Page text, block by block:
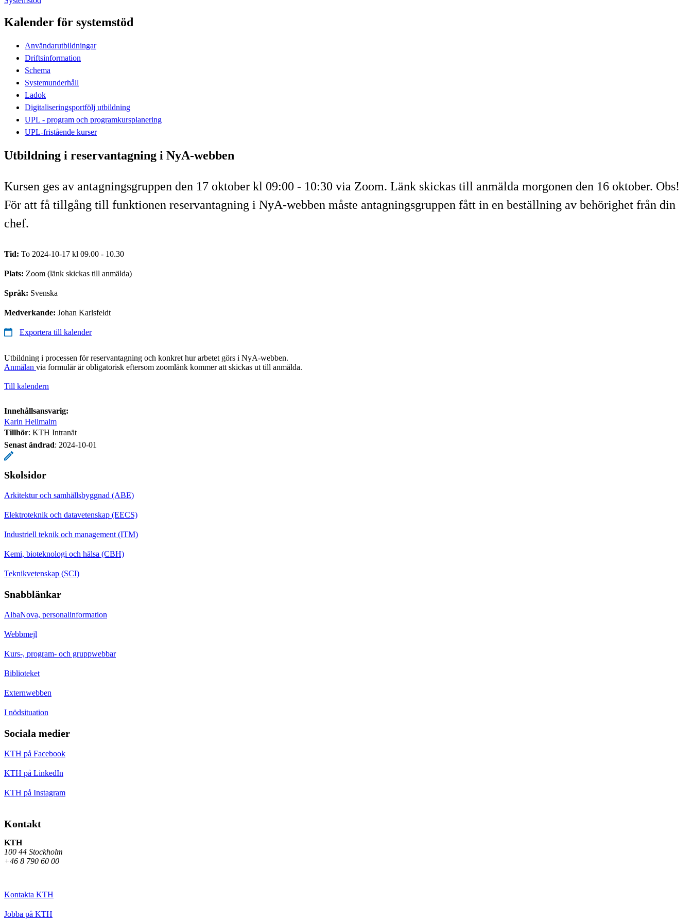
Kalender för systemstöd
Användarutbildningar
Driftsinformation
Schema
Systemunderhåll
Ladok
Digitaliseringsportfölj utbildning
UPL - program och programkursplanering
UPL-fristående kurser
Utbildning i reservantagning i NyA-webben
Kursen ges av antagningsgruppen den 17 oktober kl 09:00 - 10:30 via Zoom. Länk skickas till anmälda morgonen den 16 oktober. Obs!
För att få tillgång till funktionen reservantagning i NyA-webben måste antagningsgruppen fått in en beställning av behörighet från din
chef.
Tid: To 2024-10-17 kl 09.00 - 10.30
Plats: Zoom (länk skickas till anmälda)
Språk: Svenska
Medverkande: Johan Karlsfeldt
Exportera till kalender
Utbildning i processen för reservantagning och konkret hur arbetet görs i NyA-webben.
Anmälan via formulär är obligatorisk eftersom zoomlänk kommer att skickas ut till anmälda.
Till kalendern
Innehållsansvarig:
Karin Hellmalm
Tillhör: KTH Intranät
Senast ändrad: 2024-10-01
Skolsidor
Arkitektur och samhällsbyggnad (ABE)
Elektroteknik och datavetenskap (EECS)
Industriell teknik och management (ITM)
Kemi, bioteknologi och hälsa (CBH)
Teknikvetenskap (SCI)
Snabblänkar
AlbaNova, personalinformation
Webbmejl
Kurs-, program- och gruppwebbar
Biblioteket
Externwebben
I nödsituation
Sociala medier
KTH på Facebook
KTH på LinkedIn
KTH på Instagram
Kontakt
KTH
100 44 Stockholm
+46 8 790 60 00
Kontakta KTH
Jobba på KTH